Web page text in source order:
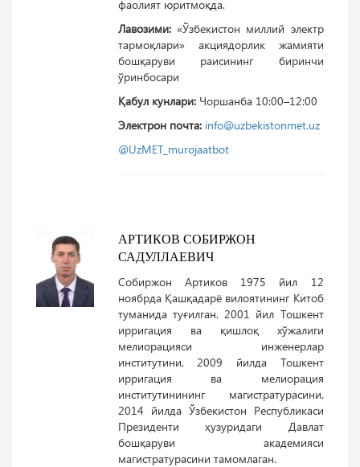
фаолият юритмоқда.
Лавозими:«Ўзбекистон миллий электр
тармоқлари» акциядорлик жамияти
бошқаруви раисининг биринчи
ўринбосари
Қабул кунлари:Чоршанба 10:00–12:00
Электрон почта: info@uzbekistonmet.uz
@UzMET_murojaatbot
АРТИКОВ СОБИРЖОН
САДУЛЛАЕВИЧ
Собиржон Артиков 1975 йил 12
ноябрда Қашқадарё вилоятининг Китоб
туманида туғилган. 2001 йил Тошкент
ирригация ва қишлоқ хўжалиги
мелиорацияси инженерлар
институтини, 2009 йилда Тошкент
ирригация ва мелиорация
институтинининг магистратурасини,
2014 йилда Ўзбекистон Республикаси
Президенти ҳузуридаги Давлат
бошқаруви академияси
магистратурасини тамомлаган.